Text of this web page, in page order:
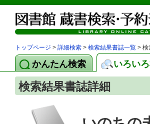
トップページ > 詳細検索 > 検索結果書誌一覧 > 検
かんたん検索 いろい
検索結果書誌詳細